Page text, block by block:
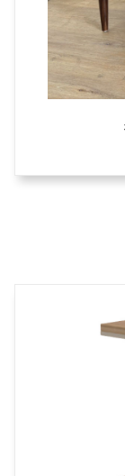
長凳｜換鞋
沙發｜沙發
邊几｜ 茶几
高腳椅｜吧